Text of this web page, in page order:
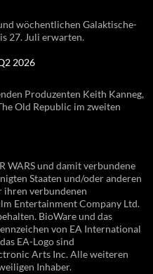
wöchentlichen Galaktische-
27. Juli erwarten.
2026
Produzenten Keith Kanneg,
Old Republic im zweiten
WARS und damit verbundene
Staaten und/oder anderen
ihren verbundenen
Entertainment Company Ltd.
BioWare und das
von EA International
EA-Logo sind
Arts Inc. Alle weiteren
Inhaber.